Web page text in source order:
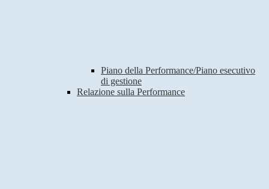
Piano della Performance/Piano esecutivo
di gestione
Relazione sulla Performance